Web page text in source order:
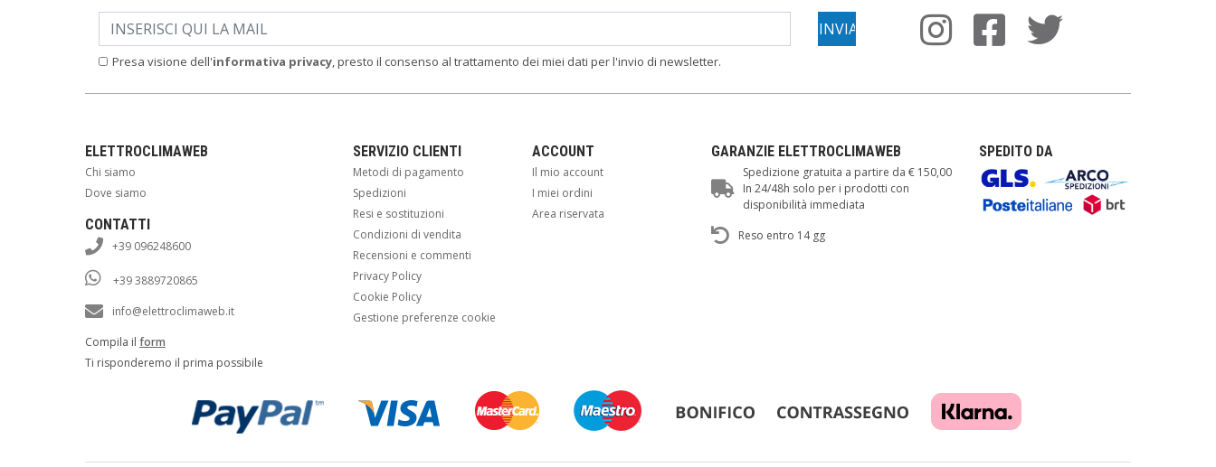
Presa visione dell'informativa privacy, presto il consenso al trattamento dei miei dati per l'invio di newsletter.
ELETTROCLIMAWEB
Chi siamo
Dove siamo
CONTATTI
+39 096248600
+39 3889720865
info@elettroclimaweb.it
Compila il form
Ti risponderemo il prima possibile
SERVIZIO CLIENTI
Metodi di pagamento
Spedizioni
Resi e sostituzioni
Condizioni di vendita
Recensioni e commenti
Privacy Policy
Cookie Policy
Gestione preferenze cookie
ACCOUNT
Il mio account
I miei ordini
Area riservata
GARANZIE ELETTROCLIMAWEB
Spedizione gratuita a partire da € 150,00
In 24/48h solo per i prodotti con
disponibilità immediata
Reso entro 14 gg
SPEDITO DA